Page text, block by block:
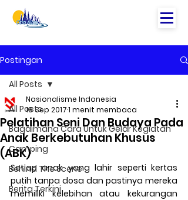
Postingan
All Posts
Bagaimana Cara Untuk Gelar Kegiatan
Camping
Behind The Scene
Berita Terkini
All Posts
Pelatihan Seni Dan Budaya Pada
Anak Berkebutuhan Khusus
(ABK)
Nasionalisme Indonesia
18 Sep 20171 menit membaca
Setiap anak yang lahir seperti kertas
putih tanpa dosa dan pastinya mereka
memiliki kelebihan atau kekurangan